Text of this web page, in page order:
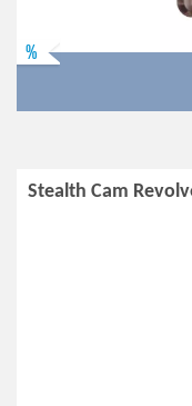
%
Stealth Cam